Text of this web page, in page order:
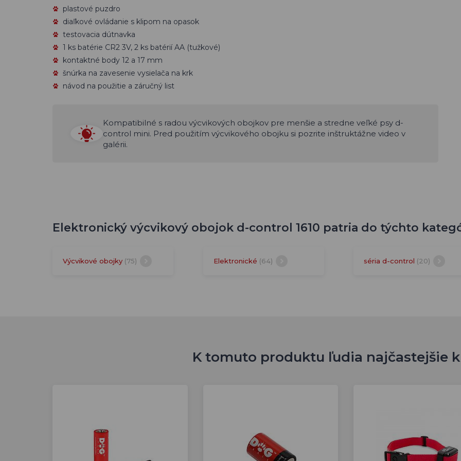
plastové puzdro
diaľkové ovládanie s klipom na opasok
testovacia dútnavka
1 ks batérie CR2 3V, 2 ks batérií AA (tužkové)
kontaktné body 12 a 17 mm
šnúrka na zavesenie vysielača na krk
návod na použitie a záručný list
Kompatibilné s radou výcvikových obojkov pre menšie a stredne veľké psy d-
control mini. Pred použitím výcvikového obojku si pozrite inštruktážne video v
galérii.
Elektronický výcvikový obojok d-control 1610 patria do týchto
Výcvikové obojky (75) Elektronické (64) séria d-control (20)
K tomuto produktu ľudia najčastejšie